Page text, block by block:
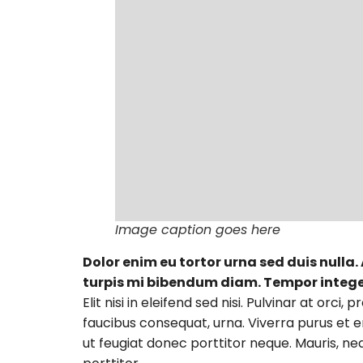
Image caption goes here
Dolor enim eu tortor urna sed duis
turpis mi bibendum diam. Tempor
Elit nisi in eleifend sed nisi. Pulvinar at
faucibus consequat, urna. Viverra purus et
ut feugiat donec porttitor neque. Mauris,